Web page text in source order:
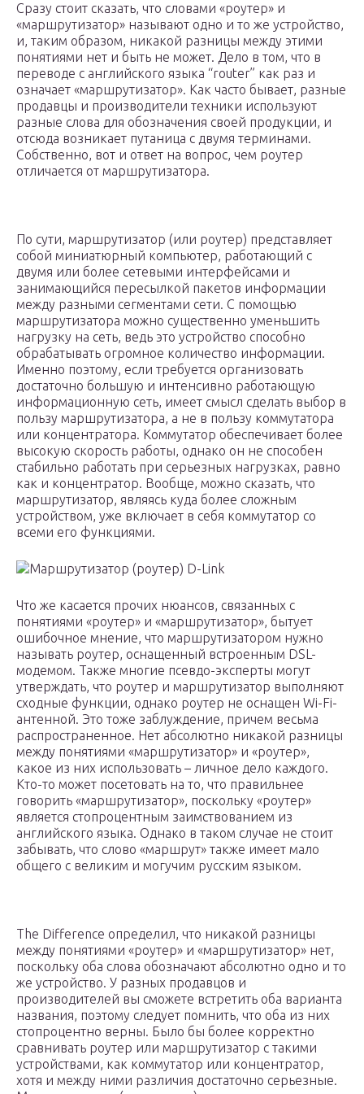
Сразу стоит сказать, что словами «роутер» и
«маршрутизатор» называют одно и то же устройство,
и, таким образом, никакой разницы между этими
понятиями нет и быть не может. Дело в том, что в
переводе с английского языка “router” как раз и
означает «маршрутизатор». Как часто бывает, разные
продавцы и производители техники используют
разные слова для обозначения своей продукции, и
отсюда возникает путаница с двумя терминами.
Собственно, вот и ответ на вопрос, чем роутер
отличается от маршрутизатора.
По сути, маршрутизатор (или роутер) представляет
собой миниатюрный компьютер, работающий с
двумя или более сетевыми интерфейсами и
занимающийся пересылкой пакетов информации
между разными сегментами сети. С помощью
маршрутизатора можно существенно уменьшить
нагрузку на сеть, ведь это устройство способно
обрабатывать огромное количество информации.
Именно поэтому, если требуется организовать
достаточно большую и интенсивно работающую
информационную сеть, имеет смысл сделать выбор в
пользу маршрутизатора, а не в пользу коммутатора
или концентратора. Коммутатор обеспечивает более
высокую скорость работы, однако он не способен
стабильно работать при серьезных нагрузках, равно
как и концентратор. Вообще, можно сказать, что
маршрутизатор, являясь куда более сложным
устройством, уже включает в себя коммутатор со
всеми его функциями.
Маршрутизатор (роутер) D-Link
Что же касается прочих нюансов, связанных с
понятиями «роутер» и «маршрутизатор», бытует
ошибочное мнение, что маршрутизатором нужно
называть роутер, оснащенный встроенным DSL-
модемом. Также многие псевдо-эксперты могут
утверждать, что роутер и маршрутизатор выполняют
сходные функции, однако роутер не оснащен Wi-Fi-
антенной. Это тоже заблуждение, причем весьма
распространенное. Нет абсолютно никакой разницы
между понятиями «маршрутизатор» и «роутер»,
какое из них использовать – личное дело каждого.
Кто-то может посетовать на то, что правильнее
говорить «маршрутизатор», поскольку «роутер»
является стопроцентным заимствованием из
английского языка. Однако в таком случае не стоит
забывать, что слово «маршрут» также имеет мало
общего с великим и могучим русским языком.
The Difference определил, что никакой разницы
между понятиями «роутер» и «маршрутизатор» нет,
поскольку оба слова обозначают абсолютно одно и то
же устройство. У разных продавцов и
производителей вы сможете встретить оба варианта
названия, поэтому следует помнить, что оба из них
стопроцентно верны. Было бы более корректно
сравнивать роутер или маршрутизатор с такими
устройствами, как коммутатор или концентратор,
хотя и между ними различия достаточно серьезные.